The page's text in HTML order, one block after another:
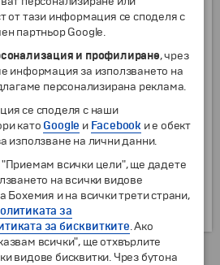
именно от Андалусия, а
център на страстния танц и
са родом от Андалусия
и добро представление.
може да не попаднете на
градът не се слави като
фламенко клубове,
да се посъветвате с някой
да посетите някое
испански танци. Средната
в различните части на
7 и 18 евро за шоу с
и половина.
почивки до Испания »
от тази информация се споделя с
партньор Google.
и профилиране, чрез
информация за използването на
персонализирана реклама.
се споделя с наши
като Google и Facebook и е обект
използване на лични данни.
"Приемам всички цели", ще дадете
на всички видове
Бохемия и на всички трети страни,
за
за бисквитките. Ако
всички", ще отхвърлите
видове бисквитки. Чрез бутона